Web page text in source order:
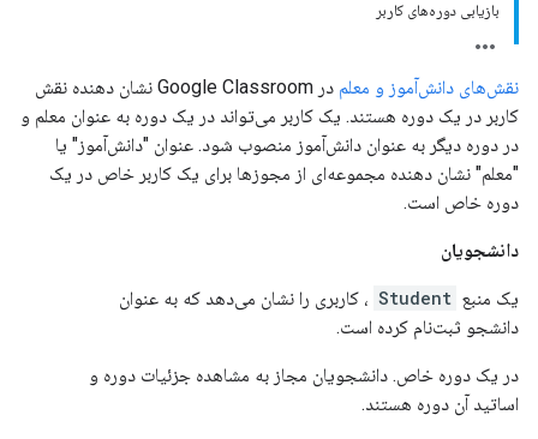
بازیابی دوره‌های کاربر
نقش‌های دانش‌آموز و معلم
در Google Classroom نشان دهنده نقش
کاربر در یک دوره هستند. یک کاربر می‌تواند در یک دوره به عنوان معلم و
در دوره دیگر به عنوان دانش‌آموز منصوب شود. عنوان "دانش‌آموز" یا
"معلم" نشان دهنده مجموعه‌ای از مجوزها برای یک کاربر خاص در یک
دوره خاص است.
دانشجویان
یک منبع Student ، کاربری را نشان می‌دهد که به عنوان
دانشجو ثبت‌نام کرده است.
در یک دوره خاص. دانشجویان مجاز به مشاهده جزئیات دوره و
اساتید آن دوره هستند.